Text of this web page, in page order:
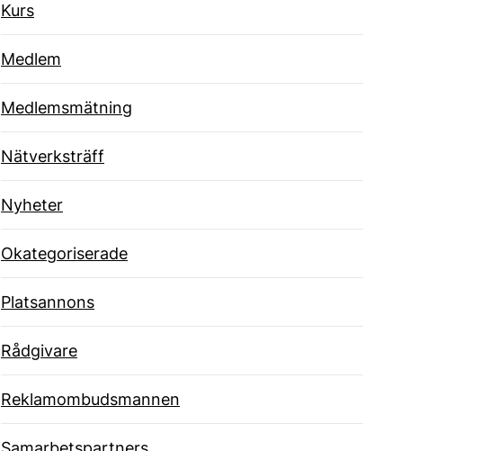
Kurs
Medlem
Medlemsmätning
Nätverksträff
Nyheter
Okategoriserade
Platsannons
Rådgivare
Reklamombudsmannen